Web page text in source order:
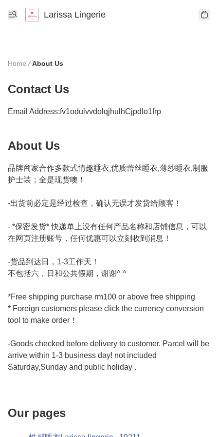
Larissa Lingerie
Home / About Us
Contact Us
Email Address:fv1odulvvdolqjhulhCjpdlo1frp
About Us
品牌商家合作多款式情趣睡衣,优质蕾丝睡衣,薄纱睡衣,制服
护士装；全是现货噢！
-出货前必定是经过检查，确认无误才发货给顾客！
- *保密发货* 快递单上没有任何产品名称和店铺信息，可以
在网页注册账号，任何优惠可以立刻收到消息！
-货品到达日，1-3工作天！
不包括六，日和公共假期，谢谢^ ^
*Free shipping purchase rm100 or above free shipping
* Foreign customers please click the currency conversion
tool to make order！
-Goods checked before delivery to customer. Parcel will be
arrive within 1-3 business day! not included
Saturday,Sunday and public holiday .
Our pages